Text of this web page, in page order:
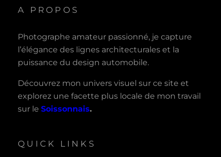
A PROPOS
Photographe amateur passionné, je capture
l’élégance des lignes architecturales et la
puissance du design automobile.
Découvrez mon univers visuel sur ce site et
explorez une facette plus locale de mon travail
sur le Soissonnais.
QUICK LINKS